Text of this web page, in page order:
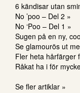
6 kändisar utan
No ’poo – Del 2 »
No ‘Poo – Del 1 »
Sugen på en ny,
Se glamourös ut
Fler heta hårfärger
Råkat ha i för
Se fler artiklar »